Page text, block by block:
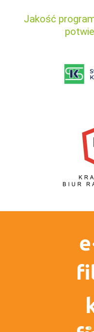
Jakość